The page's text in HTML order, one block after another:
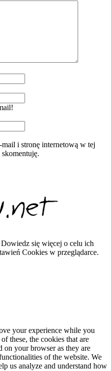
i stronę internetową w tej
się więcej o celu ich
Cookies w przeglądarce.
your experience while you
these, the cookies that are
on your browser as they are
of the website. We
us analyze and understand how